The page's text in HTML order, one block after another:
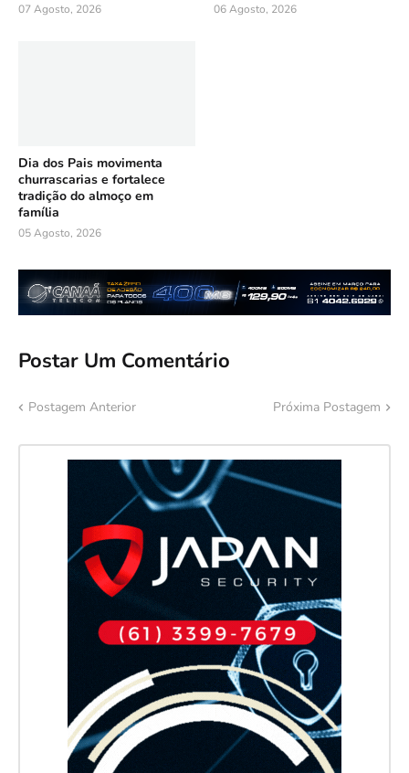
07 Agosto, 2026 06 Agosto, 2026
Dia dos Pais movimenta
churrascarias e fortalece
tradição do almoço em
família
05 Agosto, 2026
Postar Um Comentário
Postagem Anterior Próxima Postagem